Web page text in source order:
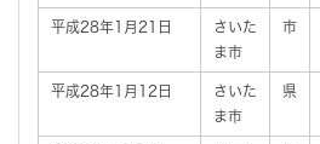
平成28年1月21日
さいた
ま市
市
平成28年1月12日
さいた
ま市
県